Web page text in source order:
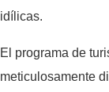
idílicas.
El programa de
meticulosamente